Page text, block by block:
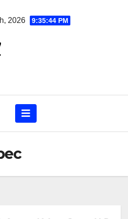
2026 9:35:44 PM